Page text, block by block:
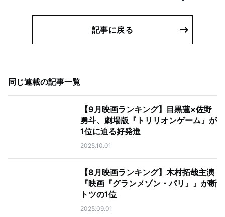
記事に戻る
同じ連載の記事一覧
【9月映画ランキング】目黒蓮×佐野
勇斗、劇場版『トリリオンゲーム』が
1位に迫る好発進
2025.10.01
【8月映画ランキング】木村拓哉主演
『映画『グランメゾン・パリ』』が断
トツの1位
2025.09.01